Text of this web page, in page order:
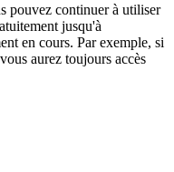
pouvez continuer à utiliser
jusqu'à
en cours. Par exemple, si
aurez toujours accès